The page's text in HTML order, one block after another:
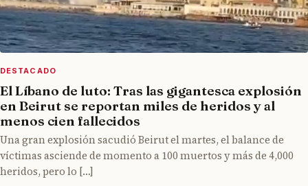
DESTACADO
El Líbano de luto: Tras las gigantesca explosión
en Beirut se reportan miles de heridos y al
menos cien fallecidos
Una gran explosión sacudió Beirut el martes, el balance de
víctimas asciende de momento a 100 muertos y más de 4,000
heridos, pero lo […]